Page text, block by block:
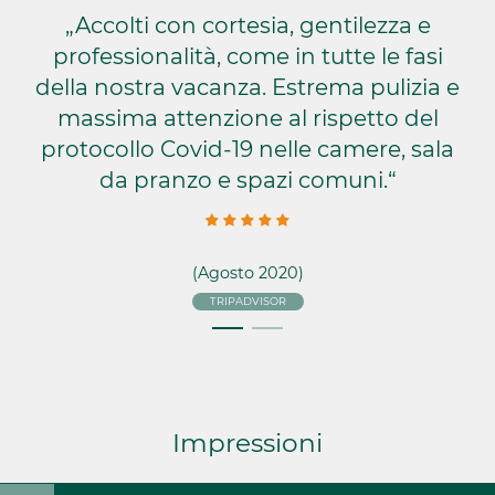
„Accolti con cortesia, gentilezza e
professionalità, come in tutte le fasi
della nostra vacanza. Estrema pulizia e
massima attenzione al rispetto del
protocollo Covid-19 nelle camere, sala
da pranzo e spazi comuni.“
(Agosto 2020)
TRIPADVISOR
Impressioni